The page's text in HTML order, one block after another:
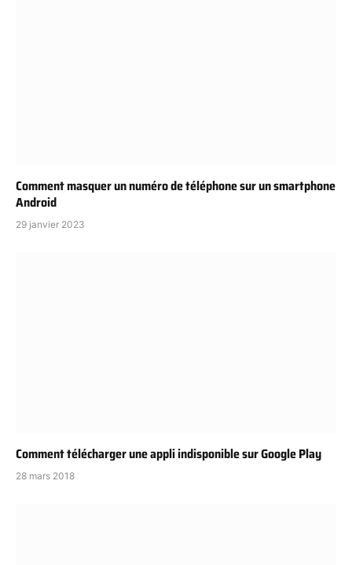
Comment masquer un numéro de téléphone sur un smartphone
Android
29 janvier 2023
Comment télécharger une appli indisponible sur Google Play
28 mars 2018